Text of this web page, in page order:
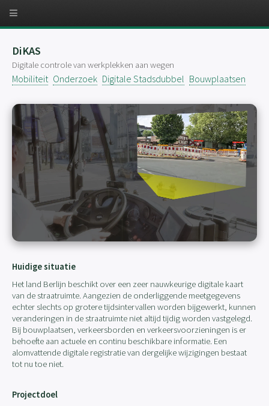
DiKAS
Digitale controle van werkplekken aan wegen
Mobiliteit Onderzoek Digitale Stadsdubbel Bouwplaatsen
Huidige situatie
Het land Berlijn beschikt over een zeer nauwkeurige digitale kaart
van de straatruimte. Aangezien de onderliggende meetgegevens
echter slechts op grotere tijdsintervallen worden bijgewerkt, kunnen
veranderingen in de straatruimte niet altijd tijdig worden vastgelegd.
Bij bouwplaatsen, verkeersborden en verkeersvoorzieningen is er
behoefte aan actuele en continu beschikbare informatie. Een
alomvattende digitale registratie van dergelijke wijzigingen bestaat
tot nu toe niet.
Projectdoel